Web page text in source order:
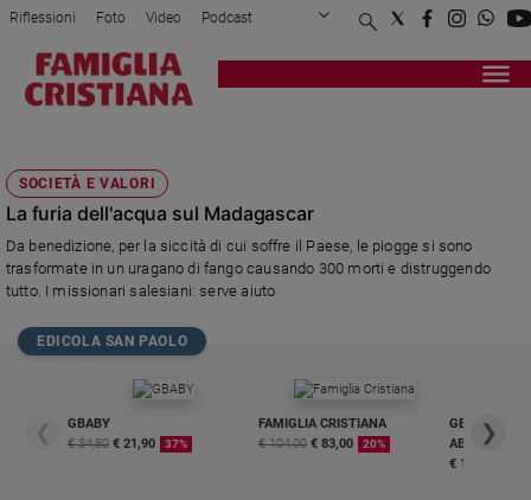
Attualità
Politica
Mondo
Economia
Legalità
giustizia
Sport
Papa
Riflessioni Foto Video Podcast
Privacy Policy Chi siamo
Registrati Redazione
SOCIETÀ E VALORI
La furia dell'acqua sul Madagascar
Da benedizione, per la siccità di cui soffre il Paese, le piogge si sono
trasformate in un uragano di fango causando 300 morti e distruggendo
tutto. I missionari salesiani: serve aiuto
EDICOLA SAN PAOLO
❮
GBABY
€ 34,80 € 21,90 37%
FAMIGLIA CRISTIANA
€ 104,00 € 83,00 20%
GBABY
€ 16,99
❯